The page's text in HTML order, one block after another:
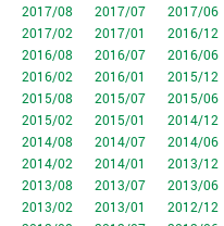
2017/08
2017/07 2017/06
2017/02
2017/01 2016/12
2016/08
2016/07 2016/06
2016/02
2016/01 2015/12
2015/08
2015/07 2015/06
2015/02
2015/01 2014/12
2014/08
2014/07 2014/06
2014/02
2014/01 2013/12
2013/08
2013/07 2013/06
2013/02
2013/01 2012/12